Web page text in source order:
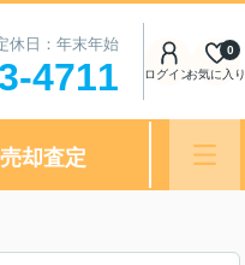
休日：年末年始
4711 ログインお気に入り
0
売却査定